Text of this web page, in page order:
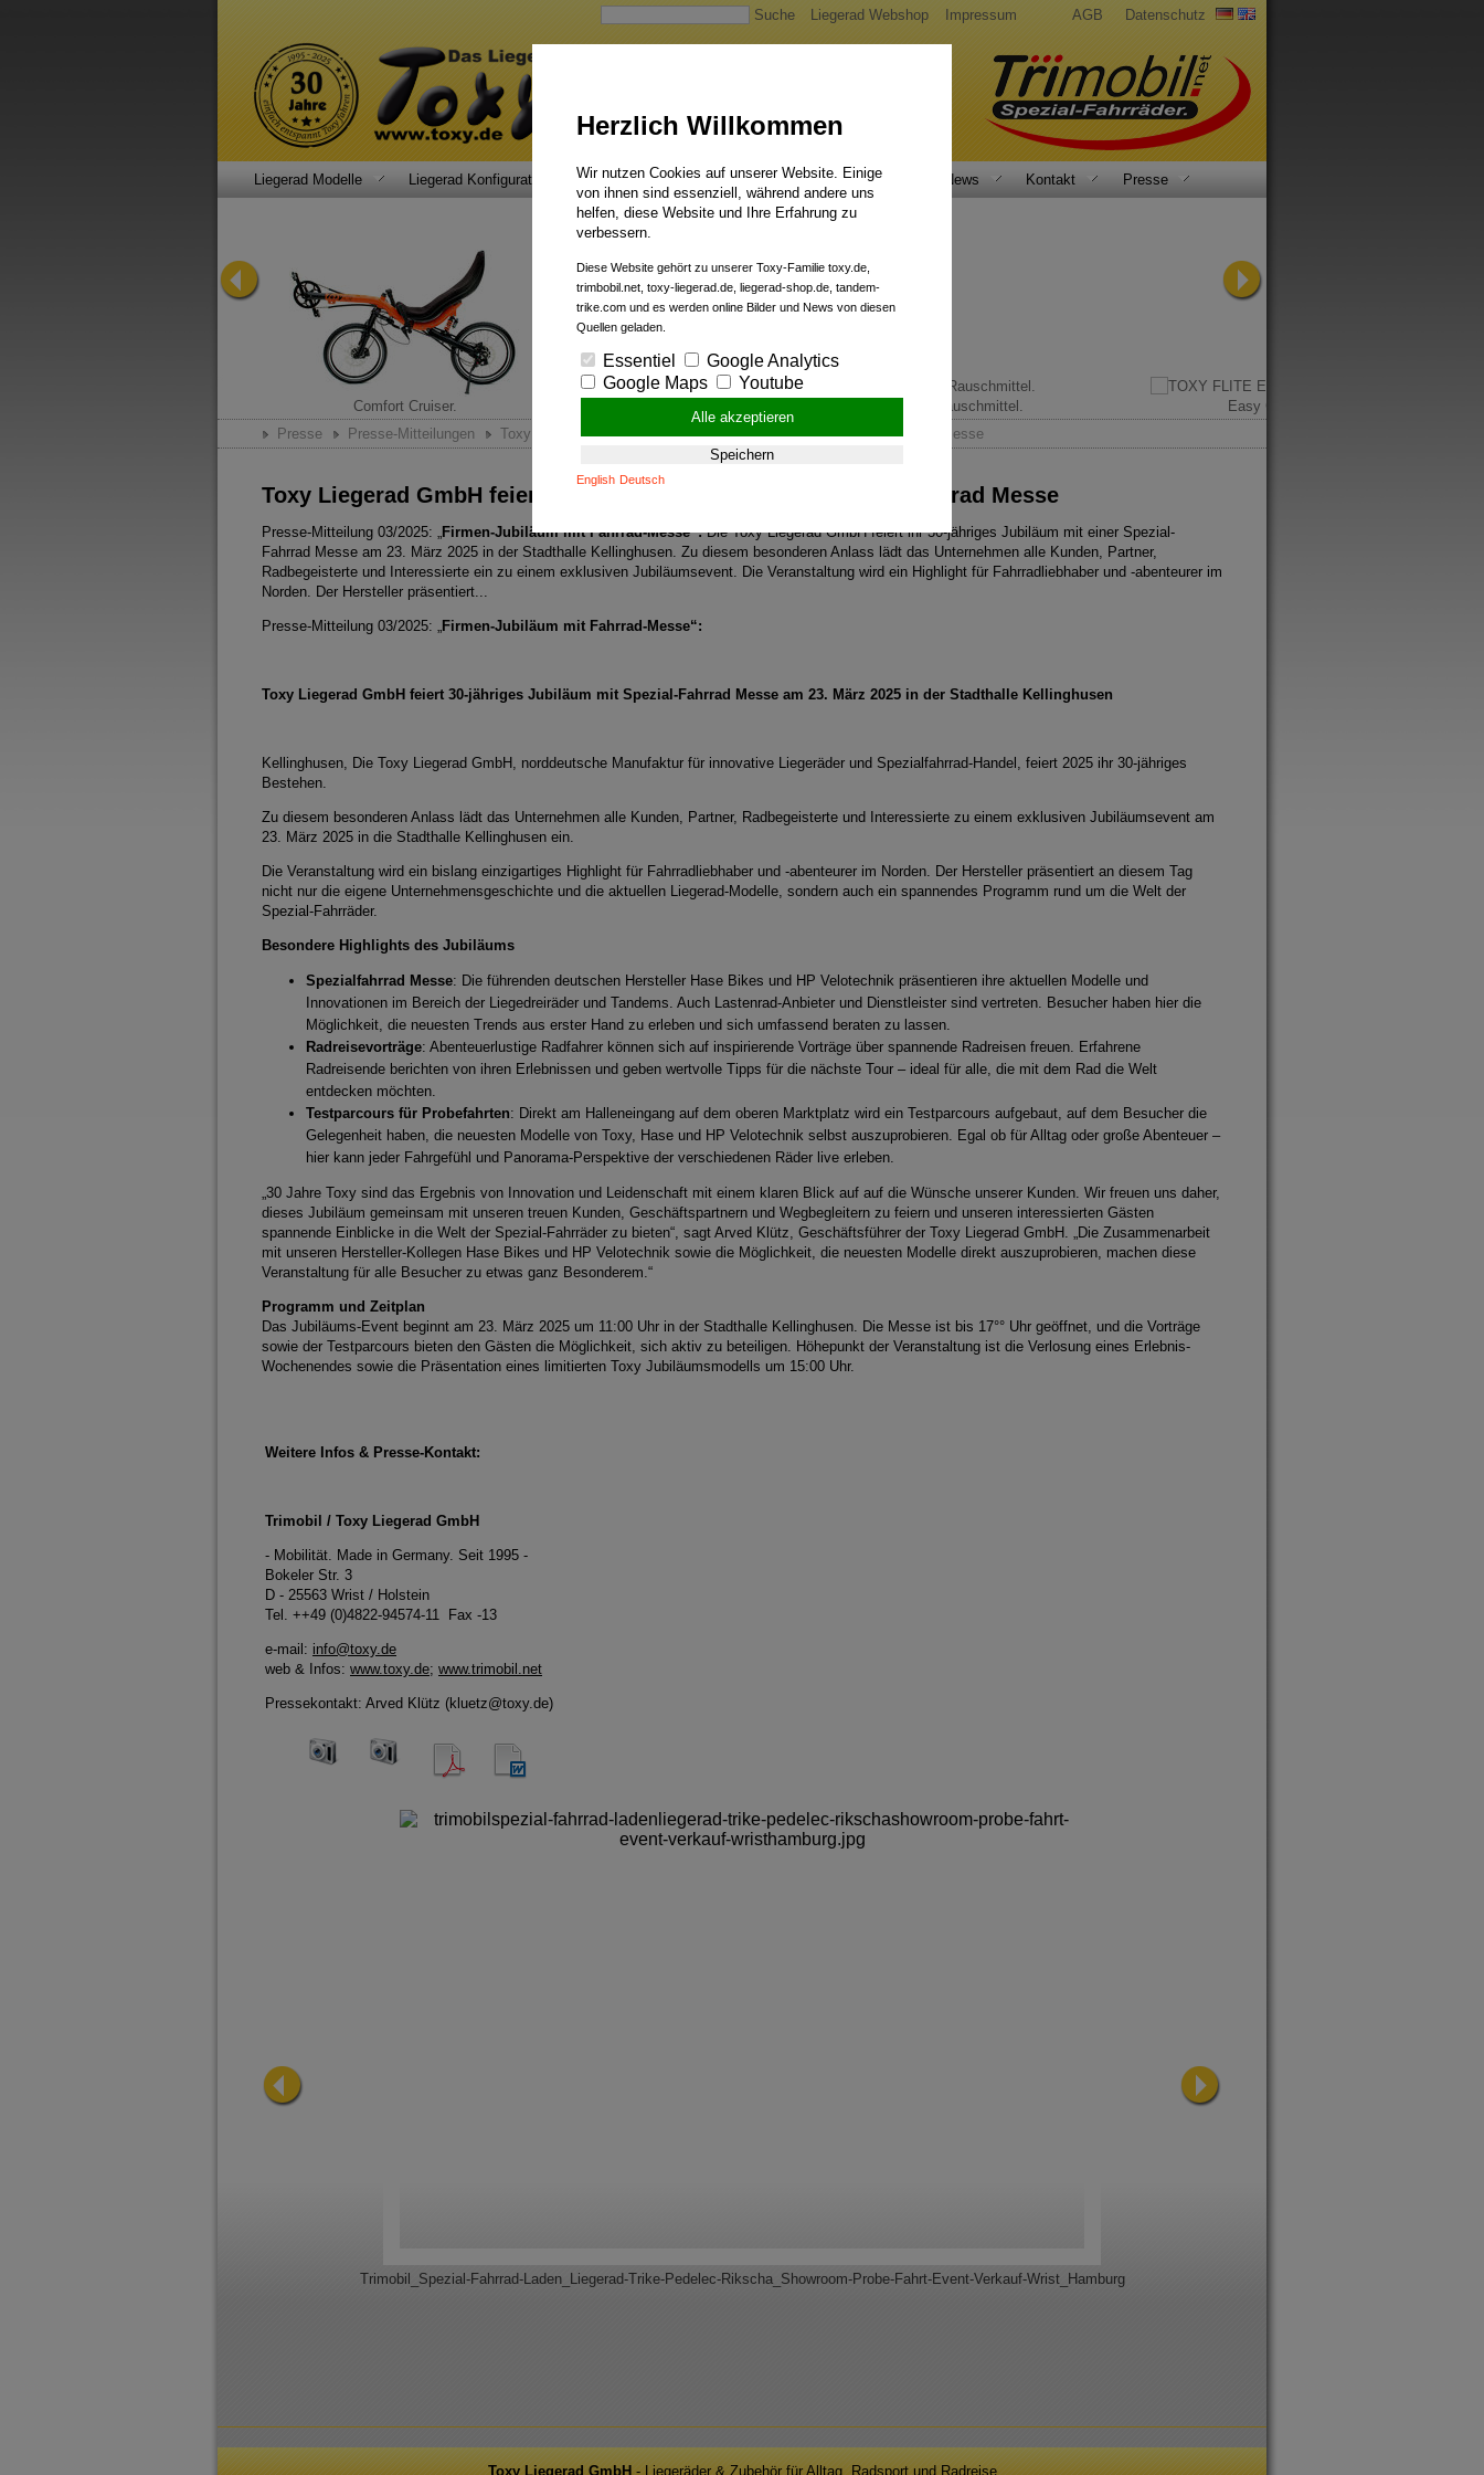
Suche Liegerad Webshop Impressum AGB Datenschutz
Liegerad Modelle Liegerad Konfigurator Faszination Service Qualität Liegerad News Kontakt Presse
Comfort Cruiser. Rauschmittel.
Easy Glider.
Presse
Presse-Mitteilungen Toxy Liegerad GmbH feiert 30-jähriges Jubiläum mit Spezial-Fahrrad Messe
Toxy Liegerad GmbH feiert 30-jähriges Jubiläum mit Spezial-Fahrrad Messe
Presse-Mitteilung 03/2025: „Firmen-Jubiläum mit Fahrrad-Messe“:Die Toxy Liegerad GmbH feiert ihr 30-jähriges Jubiläum mit einer Spezial-
Fahrrad Messe am 23. März 2025 in der Stadthalle Kellinghusen. Zu diesem besonderen Anlass lädt das Unternehmen alle Kunden, Partner,
Radbegeisterte und Interessierte ein zu einem exklusiven Jubiläumsevent. Die Veranstaltung wird ein Highlight für Fahrradliebhaber und -abenteurer im
Norden. Der Hersteller präsentiert...
Presse-Mitteilung 03/2025: „Firmen-Jubiläum mit Fahrrad-Messe“:
Toxy Liegerad GmbH feiert 30-jähriges Jubiläum mit Spezial-Fahrrad Messe am 23. März 2025 in der Stadthalle Kellinghusen
Kellinghusen, Die Toxy Liegerad GmbH, norddeutsche Manufaktur für innovative Liegeräder und Spezialfahrrad-Handel, feiert 2025 ihr 30-jähriges
Bestehen.
Zu diesem besonderen Anlass lädt das Unternehmen alle Kunden, Partner, Radbegeisterte und Interessierte zu einem exklusiven Jubiläumsevent am
23. März 2025 in die Stadthalle Kellinghusen ein.
Die Veranstaltung wird ein bislang einzigartiges Highlight für Fahrradliebhaber und -abenteurer im Norden. Der Hersteller präsentiert an diesem Tag
nicht nur die eigene Unternehmensgeschichte und die aktuellen Liegerad-Modelle, sondern auch ein spannendes Programm rund um die Welt der
Spezial-Fahrräder.
Besondere Highlights des Jubiläums
Spezialfahrrad Messe: Die führenden deutschen Hersteller Hase Bikes und HP Velotechnik präsentieren ihre aktuellen Modelle und
Innovationen im Bereich der Liegedreiräder und Tandems. Auch Lastenrad-Anbieter und Dienstleister sind vertreten. Besucher haben hier die
Möglichkeit, die neuesten Trends aus erster Hand zu erleben und sich umfassend beraten zu lassen.
Radreisevorträge: Abenteuerlustige Radfahrer können sich auf inspirierende Vorträge über spannende Radreisen freuen. Erfahrene
Radreisende berichten von ihren Erlebnissen und geben wertvolle Tipps für die nächste Tour – ideal für alle, die mit dem Rad die Welt
entdecken möchten.
Testparcours für Probefahrten: Direkt am Halleneingang auf dem oberen Marktplatz wird ein Testparcours aufgebaut, auf dem Besucher die
Gelegenheit haben, die neuesten Modelle von Toxy, Hase und HP Velotechnik selbst auszuprobieren. Egal ob für Alltag oder große Abenteuer –
hier kann jeder Fahrgefühl und Panorama-Perspektive der verschiedenen Räder live erleben.
„30 Jahre Toxy sind das Ergebnis von Innovation und Leidenschaft mit einem klaren Blick auf auf die Wünsche unserer Kunden. Wir freuen uns daher,
dieses Jubiläum gemeinsam mit unseren treuen Kunden, Geschäftspartnern und Wegbegleitern zu feiern und unseren interessierten Gästen
spannende Einblicke in die Welt der Spezial-Fahrräder zu bieten“, sagt Arved Klütz, Geschäftsführer der Toxy Liegerad GmbH. „Die Zusammenarbeit
mit unseren Hersteller-Kollegen Hase Bikes und HP Velotechnik sowie die Möglichkeit, die neuesten Modelle direkt auszuprobieren, machen diese
Veranstaltung für alle Besucher zu etwas ganz Besonderem.“
Programm und Zeitplan
Das Jubiläums-Event beginnt am 23. März 2025 um 11:00 Uhr in der Stadthalle Kellinghusen. Die Messe ist bis 17°° Uhr geöffnet, und die Vorträge
sowie der Testparcours bieten den Gästen die Möglichkeit, sich aktiv zu beteiligen. Höhepunkt der Veranstaltung ist die Verlosung eines Erlebnis-
Wochenendes sowie die Präsentation eines limitierten Toxy Jubiläumsmodells um 15:00 Uhr.
Weitere Infos & Presse-Kontakt:
Trimobil / Toxy Liegerad GmbH
- Mobilität. Made in Germany. Seit 1995 -
Bokeler Str. 3
D - 25563 Wrist / Holstein
Tel. ++49 (0)4822-94574-11 Fax -13
e-mail: info@toxy.de
web & Infos: www.toxy.de; www.trimobil.net
Pressekontakt: Arved Klütz (kluetz@toxy.de)
Trimobil_Spezial-Fahrrad-Laden_Liegerad-Trike-Pedelec-Rikscha_Showroom-Probe-Fahrt-Event-Verkauf-Wrist_Hamburg
Toxy Liegerad GmbH - Liegeräder & Zubehör für Alltag, Radsport und Radreise
Herzlich Willkommen
Wir nutzen Cookies auf unserer Website. Einige
von ihnen sind essenziell, während andere uns
helfen, diese Website und Ihre Erfahrung zu
verbessern.
Diese Website gehört zu unserer Toxy-Familie toxy.de,
trimbobil.net, toxy-liegerad.de, liegerad-shop.de, tandem-
trike.com und es werden online Bilder und News von diesen
Quellen geladen.
Essentiel
Google Analytics
Google Maps
Youtube
Alle akzeptieren
Speichern
English Deutsch